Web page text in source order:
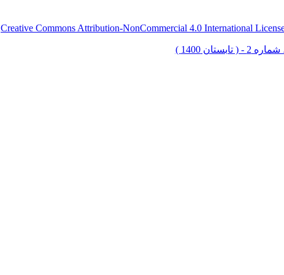
Creative Commons Attribution-NonCommercial 4.0 International